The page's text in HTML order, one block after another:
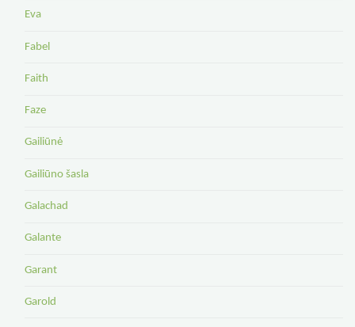
Eva
Fabel
Faith
Faze
Gailiūnė
Gailiūno šasla
Galachad
Galante
Garant
Garold